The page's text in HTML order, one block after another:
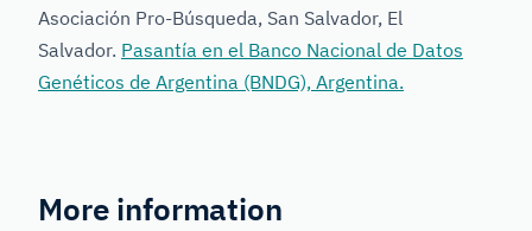
Asociación Pro-Búsqueda, San Salvador, El
Salvador. Pasantía en el Banco Nacional de Datos
Genéticos de Argentina (BNDG), Argentina.
More information